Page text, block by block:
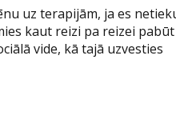
uz terapijām, ja es
kaut reizi pa reizei
vide, kā tajā uzvesties